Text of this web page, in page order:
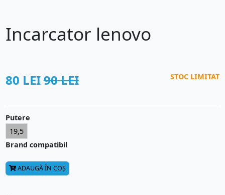
Incarcator lenovo
STOC LIMITAT
80 LEI90LEI
Putere
19,5
Brand compatibil
ADAUGĂ ÎN COȘ